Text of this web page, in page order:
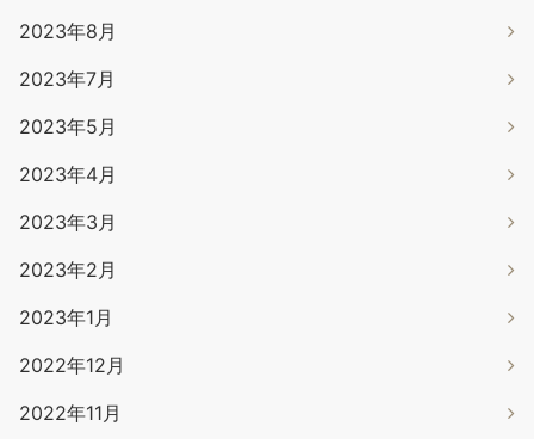
2023年8月
2023年7月
2023年5月
2023年4月
2023年3月
2023年2月
2023年1月
2022年12月
2022年11月